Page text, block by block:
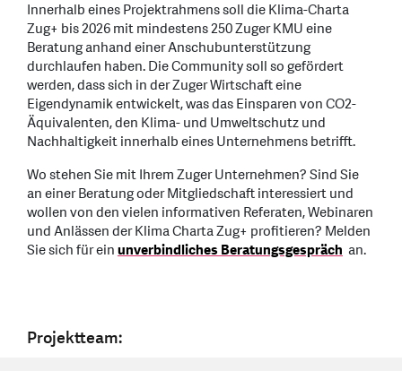
Innerhalb eines Projektrahmens soll die Klima-Charta
Zug+ bis 2026 mit mindestens 250 Zuger KMU eine
Beratung anhand einer Anschubunterstützung
durchlaufen haben. Die Community soll so gefördert
werden, dass sich in der Zuger Wirtschaft eine
Eigendynamik entwickelt, was das Einsparen von CO2-
Äquivalenten, den Klima- und Umweltschutz und
Nachhaltigkeit innerhalb eines Unternehmens betrifft.
Wo stehen Sie mit Ihrem Zuger Unternehmen? Sind Sie
an einer Beratung oder Mitgliedschaft interessiert und
wollen von den vielen informativen Referaten, Webinaren
und Anlässen der Klima Charta Zug+ profitieren? Melden
Sie sich für einunverbindliches Beratungsgespräch an.
Projektteam: